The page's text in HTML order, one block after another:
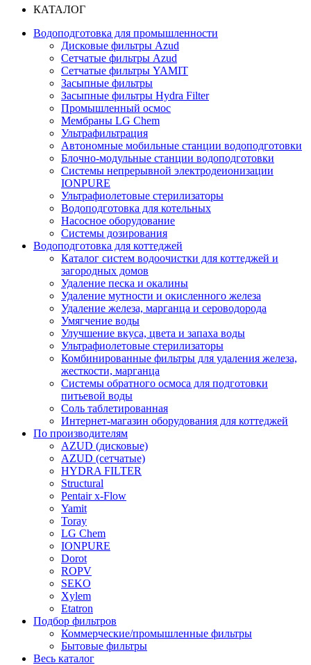
КАТАЛОГ
Водоподготовка для промышленности
Дисковые фильтры Azud
Сетчатые фильтры Azud
Сетчатые фильтры YAMIT
Засыпные фильтры
Засыпные фильтры Hydra Filter
Промышленный осмос
Мембраны LG Chem
Ультрафильтрация
Автономные мобильные станции водоподготовки
Блочно-модульные станции водоподготовки
Системы непрерывной электродеионизации
IONPURE
Ультрафиолетовые стерилизаторы
Водоподготовка для котельных
Насосное оборудование
Системы дозирования
Водоподготовка для коттеджей
Каталог систем водоочистки для коттеджей и
загородных домов
Удаление песка и окалины
Удаление мутности и окисленного железа
Удаление железа, марганца и сероводорода
Умягчение воды
Улучшение вкуса, цвета и запаха воды
Ультрафиолетовые стерилизаторы
Комбинированные фильтры для удаления железа,
жесткости, марганца
Системы обратного осмоса для подготовки
питьевой воды
Соль таблетированная
Интернет-магазин оборудования для коттеджей
По производителям
AZUD (дисковые)
AZUD (сетчатые)
HYDRA FILTER
Structural
Pentair x-Flow
Yamit
Toray
LG Chem
IONPURE
Dorot
ROPV
SEKO
Xylem
Etatron
Подбор фильтров
Коммерческие/промышленные фильтры
Бытовые фильтры
Весь каталог